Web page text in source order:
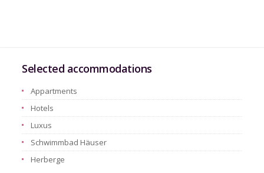
Selected accommodations
Appartments
Hotels
Luxus
Schwimmbad Häuser
Herberge